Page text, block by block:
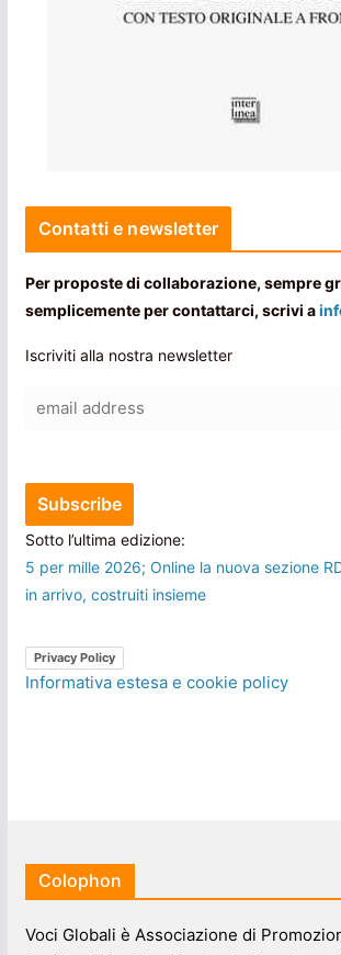
Contatti e newsletter
Per proposte di collaborazione, sempre
semplicemente per contattarci, scrivi a
Iscriviti alla nostra newsletter
Sotto l’ultima edizione:
5 per mille 2026; Online la nuova sezione
in arrivo, costruiti insieme
Privacy Policy
Informativa estesa e cookie policy
Colophon
Voci Globali è Associazione di